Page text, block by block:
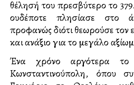
θέλησή του πρεσβύτερο το
ουδέποτε πλησίασε στο
προφανώς διότι θεωρούσε τον
και ανάξιο για το μεγάλο
Ένα χρόνο αργότερα
Κωνσταντινούπολη, όπου